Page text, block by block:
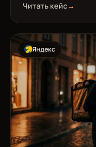
Читать кейс→
Яндекс